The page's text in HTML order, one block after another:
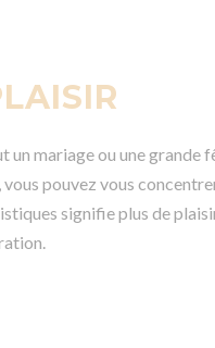
un mariage ou une grande
pouvez vous
signifie plus de